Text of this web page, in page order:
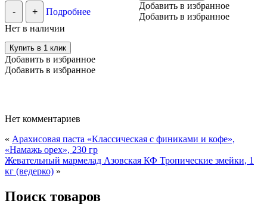
- +
Подробнее
Нет в наличии
Купить в 1 клик
Добавить в избранное
Добавить в избранное
Добавить в избранное
Добавить в избранное
Нет комментариев
« Арахисовая паста «Классическая с финиками и кофе»,
«Намажь орех», 230 гр
Жевательный мармелад Азовская КФ Тропические змейки, 1
кг (ведерко) »
Поиск товаров